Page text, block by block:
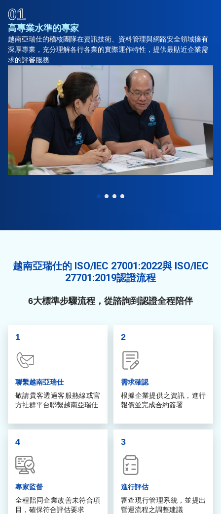
01
高專業水準的專家
越南亞瑞仕的稽核團隊在資訊技術、資料管理與網路安全領域擁有
深厚專業，充分理解各行各業的實際運作特性，提供最貼近企業需
求的評審服務
越南亞瑞仕的 ISO/IEC 27001:2022與 ISO/IEC
27701:2019認證流程
6大標準步驟流程，從諮詢到認證全程陪伴
1
聯繫越南亞瑞仕
敬請貴客透過客服熱線或官
方社群平台聯繫越南亞瑞仕
2
需求確認
根據企業提供之資訊，進行
報價並完成合約簽署
3
進行評估
審查現行管理系統，並提出
營運流程之調整建議
4
專家監督
全程陪同企業改善未符合項
目，確保符合評估要求